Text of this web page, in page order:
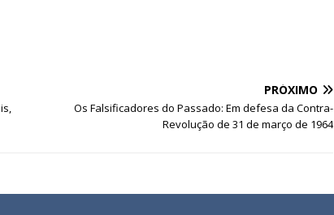
PRÓXIMO
Os Falsificadores do Passado: Em defesa da Contra-
Revolução de 31 de março de 1964